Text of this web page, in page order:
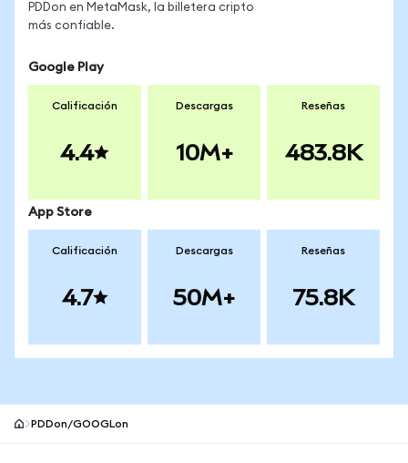
PDDon en MetaMask, la billetera cripto
más confiable.
Google Play
Calificación
4.4
Descargas
10M+
Reseñas
483.8K
App Store
Calificación
4.7
Descargas
50M+
Reseñas
75.8K
PDDon/GOOGLon